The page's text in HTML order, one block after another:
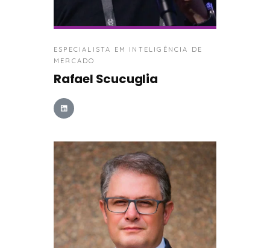
ESPECIALISTA EM INTELIGÊNCIA DE
MERCADO
Rafael Scucuglia